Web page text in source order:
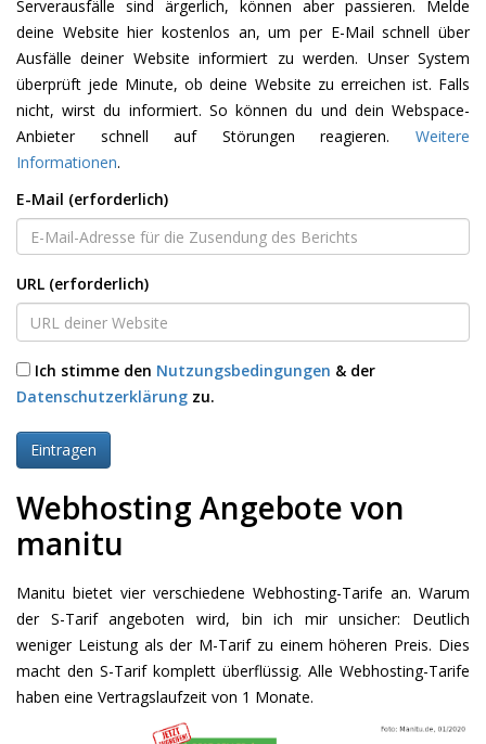
Serverausfälle sind ärgerlich, können aber passieren. Melde
deine Website hier kostenlos an, um per E-Mail schnell über
Ausfälle deiner Website informiert zu werden. Unser System
überprüft jede Minute, ob deine Website zu erreichen ist. Falls
nicht, wirst du informiert. So können du und dein Webspace-
Anbieter schnell auf Störungen reagieren. Weitere
Informationen.
E-Mail (erforderlich)
URL (erforderlich)
Ich stimme den Nutzungsbedingungen & der
Datenschutzerklärung zu.
Webhosting Angebote von
manitu
Manitu bietet vier verschiedene Webhosting-Tarife an. Warum
der S-Tarif angeboten wird, bin ich mir unsicher: Deutlich
weniger Leistung als der M-Tarif zu einem höheren Preis. Dies
macht den S-Tarif komplett überflüssig. Alle Webhosting-Tarife
haben eine Vertragslaufzeit von 1 Monate.